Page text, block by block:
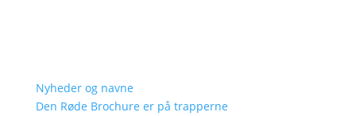
Nyheder og navne
Den Røde Brochure er på trapperne